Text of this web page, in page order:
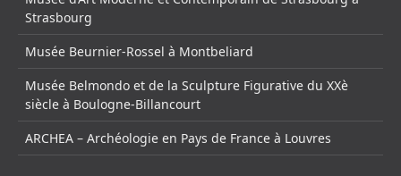
Strasbourg
Musée Beurnier-Rossel à Montbeliard
Musée Belmondo et de la Sculpture Figurative du XXè
siècle à Boulogne-Billancourt
ARCHEA – Archéologie en Pays de France à Louvres